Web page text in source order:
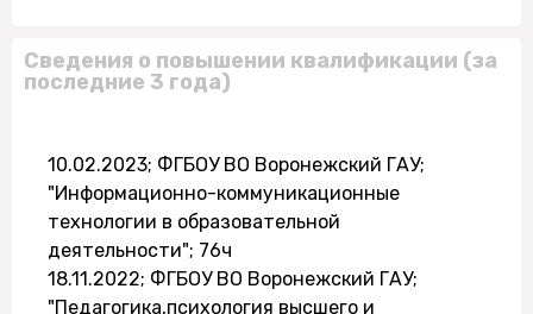
Сведения о повышении квалификации (за
последние 3 года)
10.02.2023; ФГБОУ ВО Воронежский ГАУ;
"Информационно-коммуникационные
технологии в образовательной
деятельности"; 76ч
18.11.2022; ФГБОУ ВО Воронежский ГАУ;
"Педагогика,психология высшего и